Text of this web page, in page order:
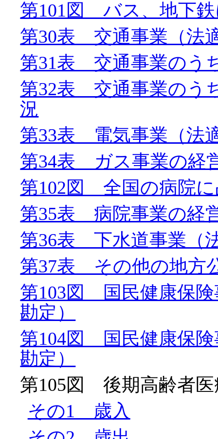
第101図 バス、地下
第30表 交通事業（法
第31表 交通事業のう
第32表 交通事業のう
況
第33表 電気事業（法
第34表 ガス事業の経
第102図 全国の病院
第35表 病院事業の経
第36表 下水道事業（
第37表 その他の地方
第103図 国民健康保険
勘定）
第104図 国民健康保険
勘定）
第105図 後期高齢者医
その1 歳入